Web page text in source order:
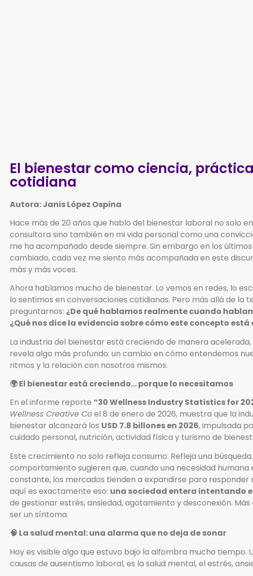
El bienestar como ciencia,
cotidiana
Autora: Janis López Ospina
Hace más de 20 años que hablo del bienestar laboral no solo
consultora sino también en mi vida personal como una
me ha acompañado desde siempre. Sin embargo en los
cambiado, cada vez me siento más acompañada en este
más y más voces.
Ahora hablamos mucho de bienestar. Lo vemos en redes, lo
lo sentimos en conversaciones cotidianas. Pero más allá de la
preguntarnos: ¿De qué hablamos realmente cuando
¿Qué nos dice la evidencia sobre cómo este concepto
La industria del bienestar está creciendo de manera acelerada,
revela algo más profundo: un cambio en cómo entendemos
ritmos y la relación con nosotros mismos.
🌍 El bienestar está creciendo… porque lo necesitamos
En el informe reporte “30 Wellness Industry Statistics for
Wellness Creative Coel 8 de enero de 2026, muestra que la
bienestar alcanzará los USD 7.8 billones en 2026, impulsada
cuidado personal, nutrición, actividad física y turismo de
Este crecimiento no solo refleja consumo. Refleja una
comportamiento sugieren que, cuando una necesidad humana
constante, los mercados tienden a expandirse para responder
aquí es exactamente eso: una sociedad entera intentando
de gestionar estrés, ansiedad, agotamiento y desconexión.
ser un síntoma.
🧠 La salud mental: una alarma que no deja de sonar
Hoy es visible algo que estuvo bajo la alfombra mucho tiempo.
causas de ausentismo laboral, es la salud mental, el estrés,